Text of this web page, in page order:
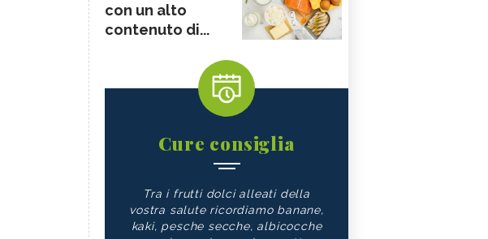
con un alto
contenuto di...
Cure consiglia
Tra i frutti dolci alleati della
vostra salute ricordiamo banane,
kaki, pesche secche, albicocche